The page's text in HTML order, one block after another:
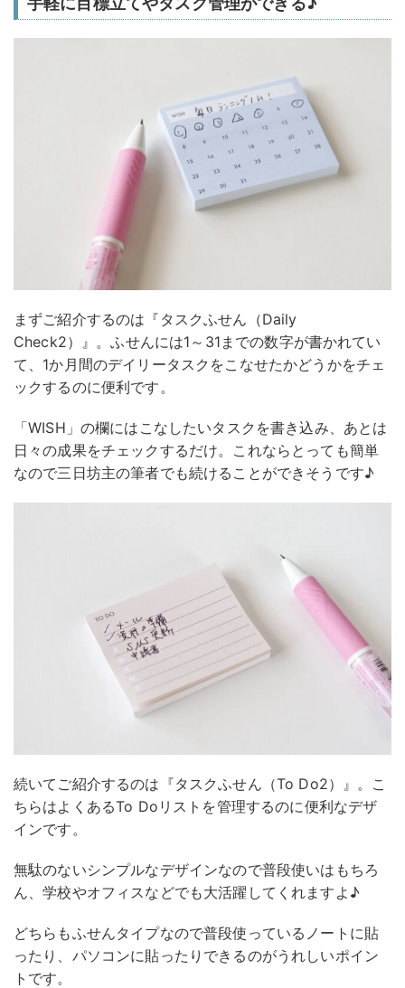
まずご紹介するのは『タスクふせん（Daily
Check2）』。ふせんには1～31までの数字が書かれてい
て、1か月間のデイリータスクをこなせたかどうかをチェ
ックするのに便利です。
「WISH」の欄にはこなしたいタスクを書き込み、あとは
日々の成果をチェックするだけ。これならとっても簡単
なので三日坊主の筆者でも続けることができそうです♪
続いてご紹介するのは『タスクふせん（To Do2）』。こ
ちらはよくあるTo Doリストを管理するのに便利なデザ
インです。
無駄のないシンプルなデザインなので普段使いはもちろ
ん、学校やオフィスなどでも大活躍してくれますよ♪
どちらもふせんタイプなので普段使っているノートに貼
ったり、パソコンに貼ったりできるのがうれしいポイン
トです。